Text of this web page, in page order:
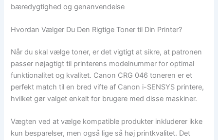
bæredygtighed og genanvendelse
Hvordan Vælger Du Den Rigtige Toner til Din Printer?
Når du skal vælge toner, er det vigtigt at sikre, at patronen
passer nøjagtigt til printerens modelnummer for optimal
funktionalitet og kvalitet. Canon CRG 046 toneren er et
perfekt match til en bred vifte af Canon i-SENSYS printere,
hvilket gør valget enkelt for brugere med disse maskiner.
Vægten ved at vælge kompatible produkter inkluderer ikke
kun besparelser, men også lige så høj printkvalitet. Det